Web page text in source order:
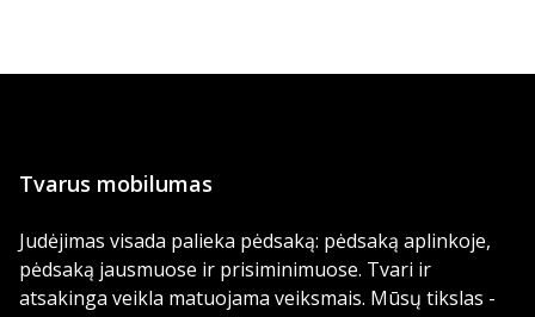
Tvarus mobilumas
Judėjimas visada palieka pėdsaką: pėdsaką aplinkoje,
pėdsaką jausmuose ir prisiminimuose. Tvari ir
atsakinga veikla matuojama veiksmais. Mūsų tikslas -